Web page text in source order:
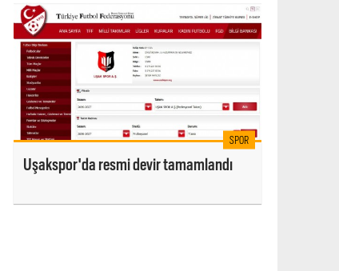
SPOR
Uşakspor'da resmi devir tamamlandı